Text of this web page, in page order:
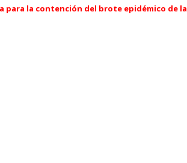
para la contención del brote epidémico de la